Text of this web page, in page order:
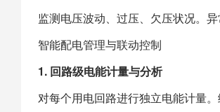
监测电压波动、过压、欠压状况。
智能配电管理与联动控制
1. 回路级电能计量与分析
对每个用电回路进行独立电能计量